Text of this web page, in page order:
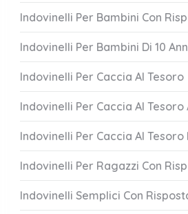
Indovinelli Per Bambini Con
Indovinelli Per Bambini Di 10
Indovinelli Per Caccia Al Tesoro
Indovinelli Per Caccia Al
Indovinelli Per Caccia Al Tesoro
Indovinelli Per Ragazzi Con
Indovinelli Semplici Con